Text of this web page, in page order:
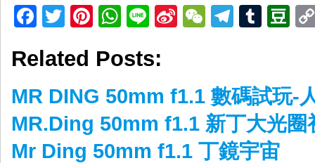
Facebook
TwitterPinterest
WhatsApp
LineSinaWeChat
Related Posts:
MR DING 50mm f1.1 數碼試玩-
MR.Ding 50mm f1.1 新丁大光圈
Mr Ding 50mm f1.1 丁鏡宇宙